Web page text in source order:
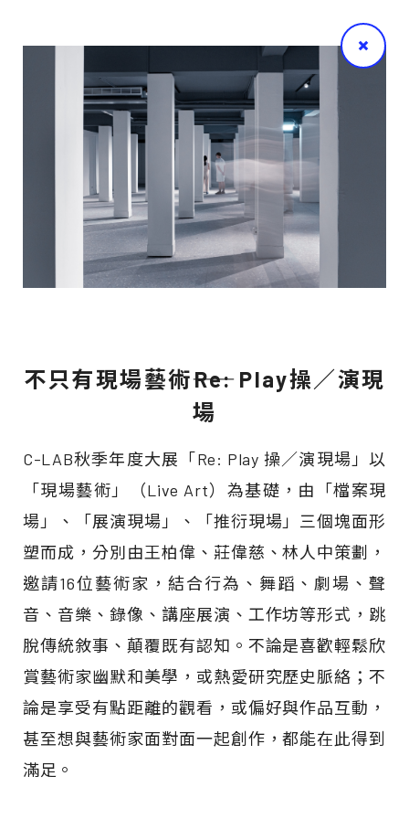
不只有現場藝術――Re: Play操／演現
場
C-LAB秋季年度大展「Re: Play 操／演現場」以
「現場藝術」（Live Art）為基礎，由「檔案現
場」、「展演現場」、「推衍現場」三個塊面形
塑而成，分別由王柏偉、莊偉慈、林人中策劃，
邀請16位藝術家，結合行為、舞蹈、劇場、聲
音、音樂、錄像、講座展演、工作坊等形式，跳
脫傳統敘事、顛覆既有認知。不論是喜歡輕鬆欣
賞藝術家幽默和美學，或熱愛研究歷史脈絡；不
論是享受有點距離的觀看，或偏好與作品互動，
甚至想與藝術家面對面一起創作，都能在此得到
滿足。